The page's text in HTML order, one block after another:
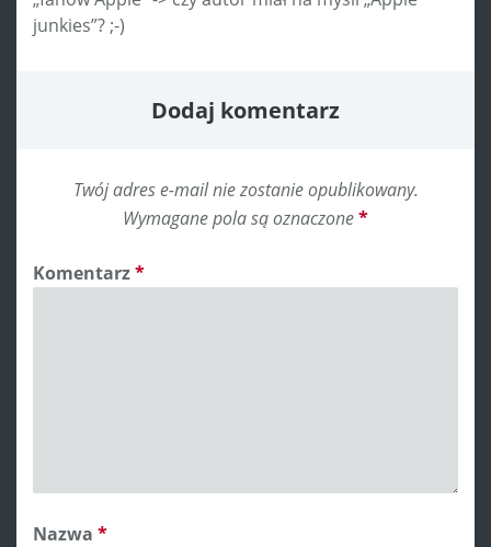
junkies”? ;-)
Dodaj komentarz
Twój adres e-mail nie zostanie opublikowany.
Wymagane pola są oznaczone*
Komentarz*
Nazwa *